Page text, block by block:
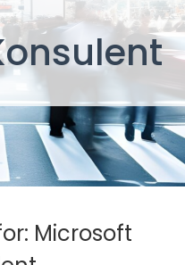
Microsoft